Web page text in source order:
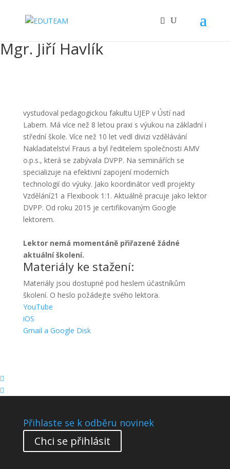
Mgr. Jiří Havlík
vystudoval pedagogickou fakultu UJEP v Ústí nad
Labem. Má více než 8 letou praxi s výukou na základní i
střední škole. Více než 10 let vedl divizi vzdělávání
Nakladatelství Fraus a byl ředitelem společnosti AMV
o.p.s., která se zabývala DVPP. Na seminářích se
specializuje na efektivní zapojení moderních
technologií do výuky. Jako koordinátor vedl projekty
Vzdělání21 a Flexibook 1:1. Aktuálně pracuje jako lektor
DVPP. Od roku 2015 je certifikovaným Google
lektorem.
Lektor nemá momentáně přiřazené žádné
aktuální školení.
Materiály ke stažení:
Materiály jsou dostupné pod heslem účastníkům
školení. O heslo požádejte svého lektora.
YouTube
iOS
Gmail a Google Disk


Přihlaste se k odběru novinek
Chci se přihlásit